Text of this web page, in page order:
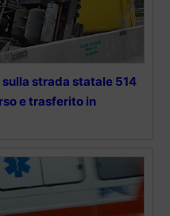
strada statale 514
e trasferito in